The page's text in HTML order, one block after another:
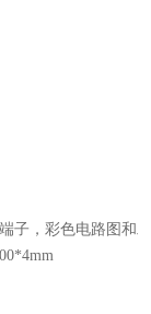
子，彩色电路图和